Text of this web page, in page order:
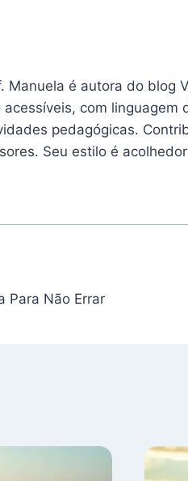
Manuela é autora do blog
acessíveis, com
pedagógicas.
Seu estilo é
Para Não Errar